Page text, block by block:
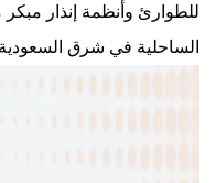
للطوارئ وأنظمة إنذار
الساحلية في شرق